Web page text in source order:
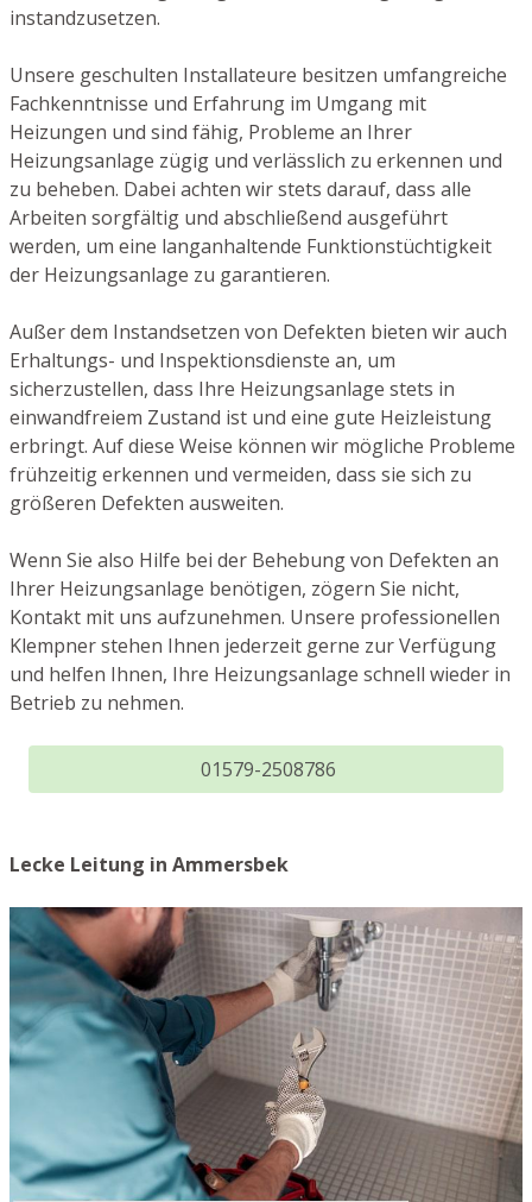
instandzusetzen.
Unsere geschulten Installateure besitzen umfangreiche
Fachkenntnisse und Erfahrung im Umgang mit
Heizungen und sind fähig, Probleme an Ihrer
Heizungsanlage zügig und verlässlich zu erkennen und
zu beheben. Dabei achten wir stets darauf, dass alle
Arbeiten sorgfältig und abschließend ausgeführt
werden, um eine langanhaltende Funktionstüchtigkeit
der Heizungsanlage zu garantieren.
Außer dem Instandsetzen von Defekten bieten wir auch
Erhaltungs- und Inspektionsdienste an, um
sicherzustellen, dass Ihre Heizungsanlage stets in
einwandfreiem Zustand ist und eine gute Heizleistung
erbringt. Auf diese Weise können wir mögliche Probleme
frühzeitig erkennen und vermeiden, dass sie sich zu
größeren Defekten ausweiten.
Wenn Sie also Hilfe bei der Behebung von Defekten an
Ihrer Heizungsanlage benötigen, zögern Sie nicht,
Kontakt mit uns aufzunehmen. Unsere professionellen
Klempner stehen Ihnen jederzeit gerne zur Verfügung
und helfen Ihnen, Ihre Heizungsanlage schnell wieder in
Betrieb zu nehmen.
01579-2508786
Lecke Leitung in Ammersbek